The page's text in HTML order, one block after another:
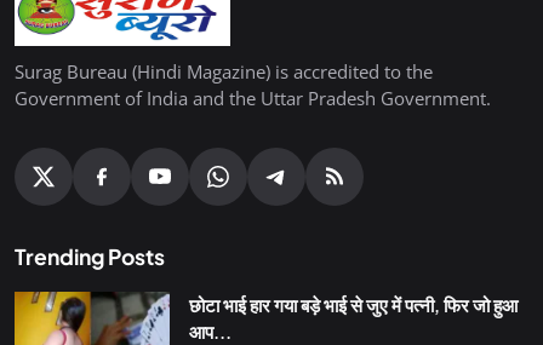
Surag Bureau (Hindi Magazine) is accredited to the
Government of India and the Uttar Pradesh Government.
Trending Posts
छोटा भाई हार गया बड़े भाई से जुए में पत्नी, फिर जो हुआ
आप...